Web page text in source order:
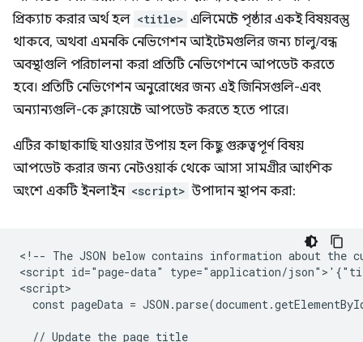
প্রিক্যাচ করার অর্থ হল <title> এলিমেন্টে পৃষ্ঠার একই বিষয়বস্তু
থাকবে, অথবা এমনকি নেভিগেশন আইটেমগুলির জন্য চালু/বন্ধ
অবস্থাগুলি পরিচালনা করা প্রতিটি নেভিগেশনে আপডেট করতে
হবে। প্রতিটি নেভিগেশন অনুরোধের জন্য এই জিনিসগুলি-এবং
অন্যান্যগুলি-কে ক্লায়েন্টে আপডেট করতে হতে পারে।
এটির কাছাকাছি যাওয়ার উপায় হল কিছু গুরুত্বপূর্ণ বিষয়
আপডেট করার জন্য নেটওয়ার্ক থেকে আসা সামগ্রীর আংশিক
অংশে একটি ইনলাইন <script> উপাদান স্থাপন করা:
<!-- The JSON below contains information about the
<script id="page-data" type="application/
<script>
const pageData =
  // Update the page title